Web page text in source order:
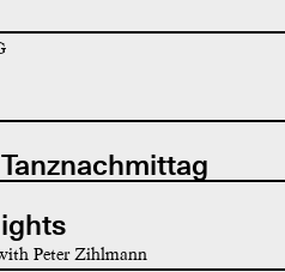
Peter Zihlmann